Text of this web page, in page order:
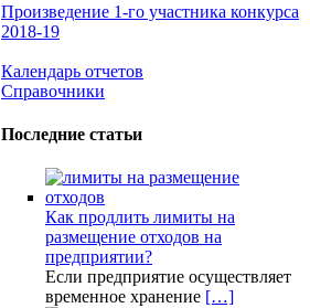
Произведение 1-го участника конкурса
2018-19
Календарь отчетов
Справочники
Последние статьи
Как продлить лимиты на
размещение отходов на
предприятии?
Если предприятие осуществляет
временное хранение […]